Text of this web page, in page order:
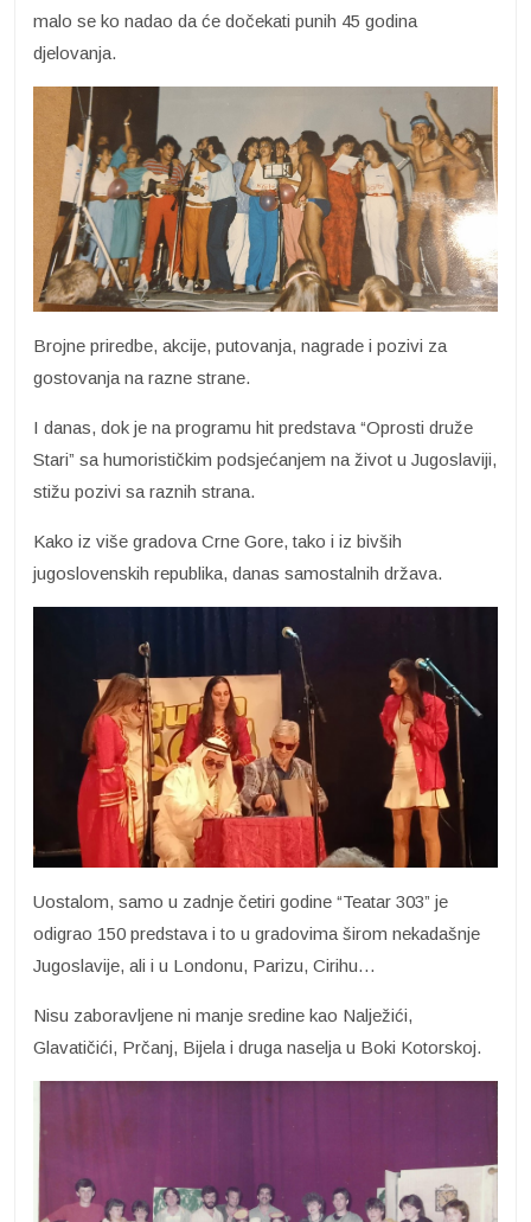
malo se ko nadao da će dočekati punih 45 godina
djelovanja.
Brojne priredbe, akcije, putovanja, nagrade i pozivi za
gostovanja na razne strane.
I danas, dok je na programu hit predstava “Oprosti druže
Stari” sa humorističkim podsjećanjem na život u Jugoslaviji,
stižu pozivi sa raznih strana.
Kako iz više gradova Crne Gore, tako i iz bivših
jugoslovenskih republika, danas samostalnih država.
Uostalom, samo u zadnje četiri godine “Teatar 303” je
odigrao 150 predstava i to u gradovima širom nekadašnje
Jugoslavije, ali i u Londonu, Parizu, Cirihu…
Nisu zaboravljene ni manje sredine kao Nalježići,
Glavatičići, Prčanj, Bijela i druga naselja u Boki Kotorskoj.